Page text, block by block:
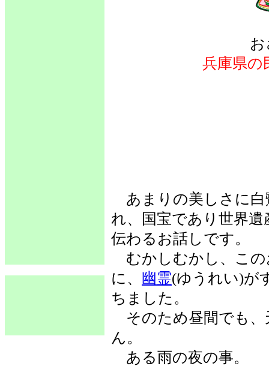
兵庫県の
あまりの美しさに白
れ、国宝であり世界遺
伝わるお話しです。
むかしむかし、この
に、
幽霊(ゆうれい)が
ちました。
そのため昼間でも、
ん。
ある雨の夜の事。